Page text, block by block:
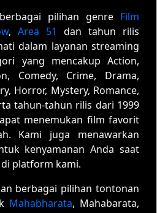
pilihan genre Film
, Area 51
dan tahun rilis
dalam layanan streaming
yang mencakup Action,
Comedy, Crime, Drama,
Horror, Mystery, Romance,
tahun-tahun rilis dari 1999
menemukan film favorit
Kami juga menawarkan
kenyamanan Anda saat
platform kami.
berbagai pilihan tontonan
Mahabharata, Mahabarata,